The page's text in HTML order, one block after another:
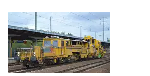
1 218 BR 218
1 225 BR 225 Umbau BR 215
1 229 BR 229 DB Bahnbau
1 232 BR 232 'Ludmilla'
1 233 BR 233.4 'Ludmilla'